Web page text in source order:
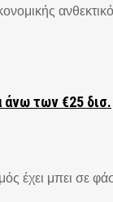
άνω των €25 δισ.
έχει μπει σε